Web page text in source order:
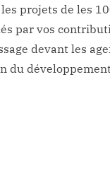
les projets de les
par vos
devant les
du